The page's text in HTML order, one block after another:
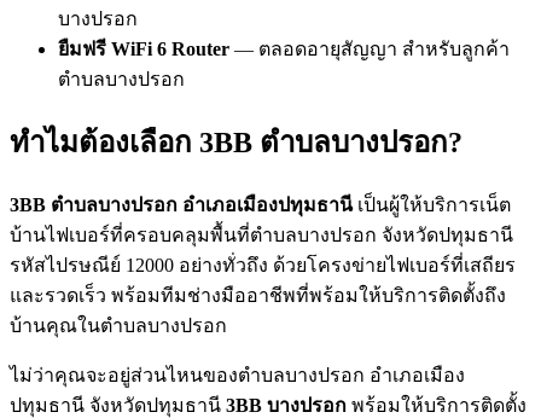
บางปรอก
ยืมฟรี WiFi 6 Router — ตลอดอายุสัญญา สำหรับลูกค้า
ตำบลบางปรอก
ทำไมต้องเลือก 3BB ตำบลบางปรอก?
3BB ตำบลบางปรอก อำเภอเมืองปทุมธานีเป็นผู้ให้บริการเน็ต
บ้านไฟเบอร์ที่ครอบคลุมพื้นที่ตำบลบางปรอก จังหวัดปทุมธานี
รหัสไปรษณีย์ 12000 อย่างทั่วถึง ด้วยโครงข่ายไฟเบอร์ที่เสถียร
และรวดเร็ว พร้อมทีมช่างมืออาชีพที่พร้อมให้บริการติดตั้งถึง
บ้านคุณในตำบลบางปรอก
ไม่ว่าคุณจะอยู่ส่วนไหนของตำบลบางปรอก อำเภอเมือง
ปทุมธานี จังหวัดปทุมธานี 3BB บางปรอก พร้อมให้บริการติดตั้ง